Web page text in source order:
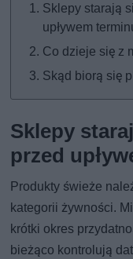
Sklepy starają
upływem
Co dzieje się z
Skąd biorą się
Sklepy
przed
Produkty świeże
kategorii żywności.
krótki okres
bieżąco kontrolują